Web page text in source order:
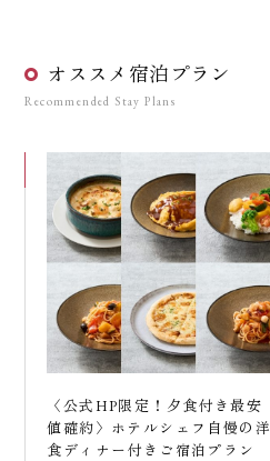
オススメ宿泊プラン
Recommended Stay Plans
〈公式HP限定！夕食付き最安
値確約〉ホテルシェフ自慢の洋
食ディナー付きご宿泊プラン